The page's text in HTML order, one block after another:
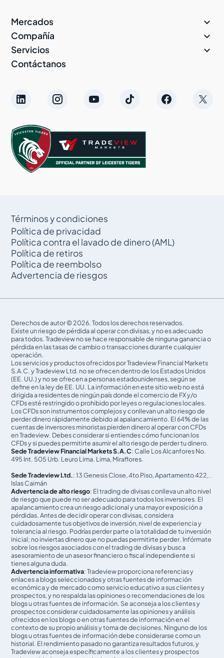
Mercados 
Compañía 
Servicios 
Contáctanos
Términos y condiciones
Política de privacidad
Política contra el lavado de dinero (AML)
Política de retiros
Política de reembolso
Advertencia de riesgos
Derechos de autor © 2026. Todos los derechos reservados.
Existe un riesgo de pérdida al operar con divisas, y no es adecuado
para todos. Tradeview no se hace responsable de ninguna ganancia o
pérdida en las tasas de cambio o transacciones durante cualquier
operación.
Los servicios y productos ofrecidos por Tradeview Financial Markets
S.A.C. y Tradeview Ltd. no se ofrecen dentro de los Estados Unidos
(EE. UU.) y no se ofrecen a personas estadounidenses, según se
define en la ley de EE. UU. La información en este sitio web no está
dirigida a residentes de ningún país donde el comercio de FX y/o
CFDs esté restringido o prohibido por leyes o regulaciones locales.
Los CFDs son instrumentos complejos y conllevan un alto riesgo de
perder dinero rápidamente debido al apalancamiento. El 64% de las
cuentas de inversores minoristas pierden dinero al operar con CFDs
en Tradeview. Debes considerar si entiendes cómo funcionan los
CFDs y si puedes permitirte asumir el alto riesgo de perder tu dinero.
Sede Tradeview Financial Markets S.A.C: Calle Los Alcanfores No.
495 Int. 505 Urb. Leuro Lima. Lima, Miraflores.
Sede Tradeview Ltd.: 13 Genesis Close, 4to Piso, Apartamento 422,
Islas Caimán
Advertencia de alto riesgo: El trading de divisas conlleva un alto nivel
de riesgo que puede no ser adecuado para todos los inversores. El
apalancamiento crea un riesgo adicional y una mayor exposición a
pérdidas. Antes de decidir operar con divisas, considera
cuidadosamente tus objetivos de inversión, nivel de experiencia y
tolerancia al riesgo. Podrías perder parte o la totalidad de tu inversión
inicial; no inviertas dinero que no puedas permitirte perder. Infórmate
sobre los riesgos asociados con el trading de divisas y busca
asesoramiento de un asesor financiero o fiscal independiente si
tienes alguna duda.
Advertencia informativa: Tradeview proporciona referencias y
enlaces a blogs seleccionados y otras fuentes de información
económica y de mercado como servicio educativo a sus clientes y
prospectos, y no respalda las opiniones o recomendaciones de los
blogs u otras fuentes de información. Se aconseja a los clientes y
prospectos considerar cuidadosamente las opiniones y análisis
ofrecidos en los blogs o en otras fuentes de información en el
contexto de su propio análisis y toma de decisiones. Ninguno de los
blogs u otras fuentes de información debe considerarse como un
historial. El rendimiento pasado no garantiza resultados futuros, y
Tradeview aconseja específicamente a los clientes y prospectos